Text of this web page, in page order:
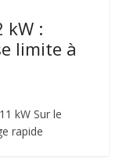
kW :
limite à
kW Sur le
rapide